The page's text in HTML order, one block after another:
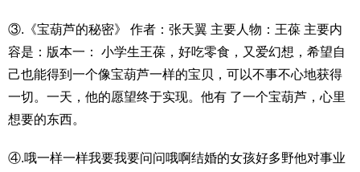
③.《宝葫芦的秘密》 作者：张天翼 主要人物：王葆 主要内
容是：版本一： 小学生王葆，好吃零食，又爱幻想，希望自
己也能得到一个像宝葫芦一样的宝贝，可以不事不心地获得
一切。一天，他的愿望终于实现。他有 了一个宝葫芦，心里
想要的东西。
④.哦一样一样我要我要问问哦啊结婚的女孩好多野他对事业